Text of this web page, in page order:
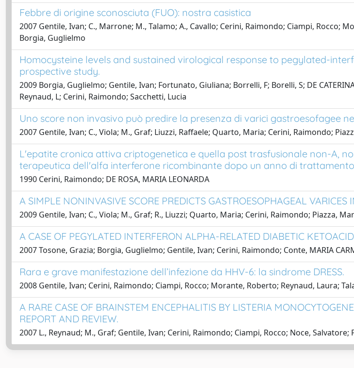
Febbre di origine sconosciuta (FUO): nostra casistica
2007 Gentile, Ivan; C., Marrone; M., Talamo; A., Cavallo; Cerini, Raimondo; Ciampi, Rocco;
Borgia, Guglielmo
Homocysteine levels and sustained virological response to pegylated-
prospective study.
2009 Borgia, Guglielmo; Gentile, Ivan; Fortunato, Giuliana; Borrelli, F; Borelli, S; DE
Reynaud, L; Cerini, Raimondo; Sacchetti, Lucia
Uno score non invasivo può predire la presenza di varici gastroesofagee
2007 Gentile, Ivan; C., Viola; M., Graf; Liuzzi, Raffaele; Quarto, Maria; Cerini, Raimondo;
L'epatite cronica attiva criptogenetica e quella post trasfusionale non-A,
terapeutica dell'alfa interferone ricombinante dopo un anno di trattamento
1990 Cerini, Raimondo; DE ROSA, MARIA LEONARDA
A SIMPLE NONINVASIVE SCORE PREDICTS GASTROESOPHAGEAL
2009 Gentile, Ivan; C., Viola; M., Graf; R., Liuzzi; Quarto, Maria; Cerini, Raimondo; Piazza,
A CASE OF PEGYLATED INTERFERON ALPHA-RELATED DIABETIC
2007 Tosone, Grazia; Borgia, Guglielmo; Gentile, Ivan; Cerini, Raimondo; Conte, MARIA
Rara e grave manifestazione dell’infezione da HHV-6: la sindrome DRESS.
2008 Gentile, Ivan; Cerini, Raimondo; Ciampi, Rocco; Morante, Roberto; Reynaud, Laura;
A RARE CASE OF BRAINSTEM ENCEPHALITIS BY LISTERIA
REPORT AND REVIEW.
2007 L., Reynaud; M., Graf; Gentile, Ivan; Cerini, Raimondo; Ciampi, Rocco; Noce,